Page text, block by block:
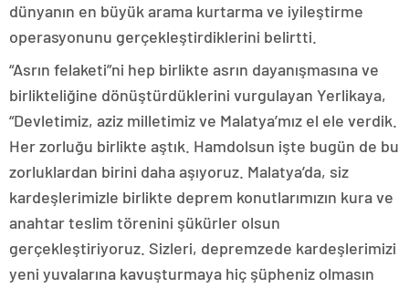
dünyanın en büyük arama kurtarma ve iyileştirme
operasyonunu gerçekleştirdiklerini belirtti.
“Asrın felaketi”ni hep birlikte asrın dayanışmasına ve
birlikteliğine dönüştürdüklerini vurgulayan Yerlikaya,
“Devletimiz, aziz milletimiz ve Malatya’mız el ele verdik.
Her zorluğu birlikte aştık. Hamdolsun işte bugün de bu
zorluklardan birini daha aşıyoruz. Malatya’da, siz
kardeşlerimizle birlikte deprem konutlarımızın kura ve
anahtar teslim törenini şükürler olsun
gerçekleştiriyoruz. Sizleri, depremzede kardeşlerimizi
yeni yuvalarına kavuşturmaya hiç şüpheniz olmasın